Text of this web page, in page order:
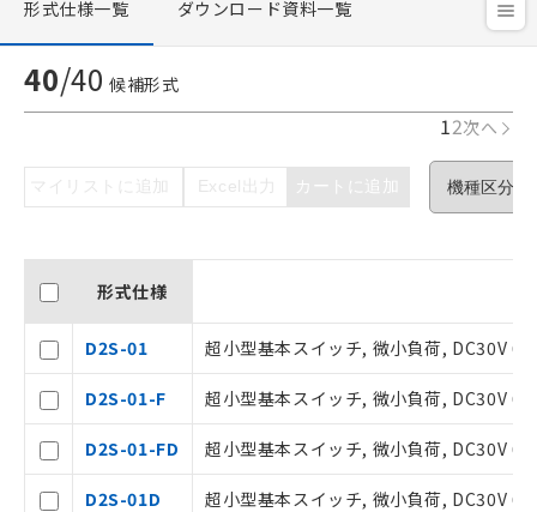
形式仕様一覧 ダウンロード資料一覧
40/40 候補形式
12次へ
マイリストに追加 Excel出力 カートに追加
形式仕様
D2S-01 超小型基本スイッチ, 微小負荷, DC30V
D2S-01-F 超小型基本スイッチ, 微小負荷, DC30V
D2S-01-FD 超小型基本スイッチ, 微小負荷, DC30V
D2S-01D 超小型基本スイッチ, 微小負荷, DC30V